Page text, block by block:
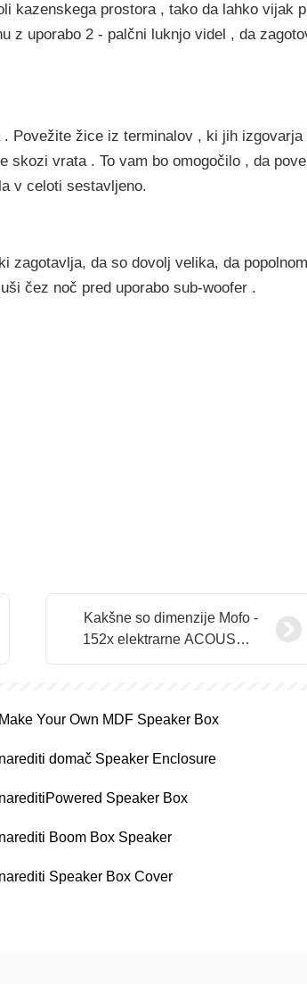
kazenskega prostora , tako da lahko vijak
z uporabo 2 - palčni luknjo videl , da
Povežite žice iz terminalov , ki jih izgovarja
skozi vrata . To vam bo omogočilo , da
v celoti sestavljeno.
zagotavlja, da so dovolj velika, da
čez noč pred uporabo sub-woofer .
Kakšne so dimenzije Mofo -
152x elektrarne ACOUSTIK
Subwoofer
Your Own MDF Speaker Box
domač Speaker Enclosure
Speaker Box
Boom Box Speaker
Speaker Box Cover